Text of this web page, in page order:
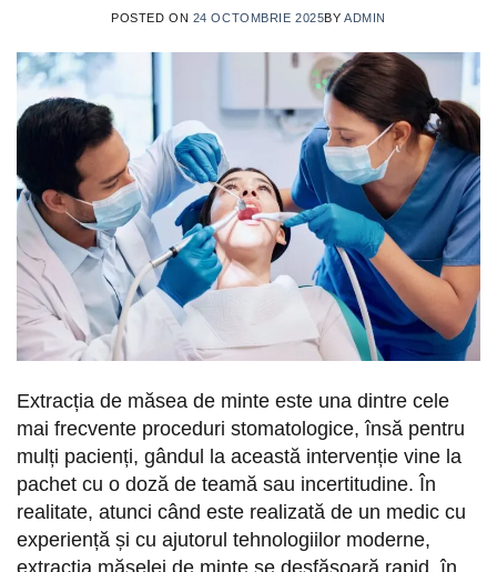
POSTED ON 24 OCTOMBRIE 2025BY ADMIN
Extracția de măsea de minte este una dintre cele
mai frecvente proceduri stomatologice, însă pentru
mulți pacienți, gândul la această intervenție vine la
pachet cu o doză de teamă sau incertitudine. În
realitate, atunci când este realizată de un medic cu
experiență și cu ajutorul tehnologiilor moderne,